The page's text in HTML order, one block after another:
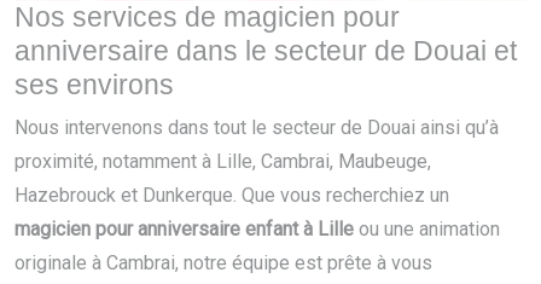
Nos services de magicien pour
anniversaire dans le secteur de Douai et
ses environs
Nous intervenons dans tout le secteur de Douai ainsi qu’à
proximité, notamment à Lille, Cambrai, Maubeuge,
Hazebrouck et Dunkerque. Que vous recherchiez un
magicien pour anniversaire enfant à Lille ou une animation
originale à Cambrai, notre équipe est prête à vous